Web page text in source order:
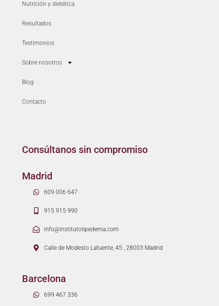
Nutrición y dietética
Resultados
Testimonios
Sobre nosotros
Blog
Contacto
Consúltanos sin compromiso
Madrid
609 006 647
915 915 990
info@institutolipedema.com
Calle de Modesto Lafuente, 45 , 28003 Madrid
Barcelona
699 467 336